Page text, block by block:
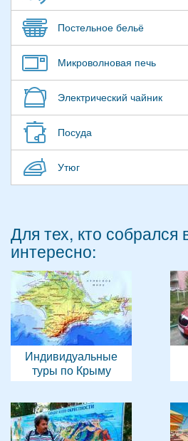
Постельное бельё
Микроволновая печь
Электрический чайник
Посуда
Утюг
Для тех, кто собрался
интересно:
Индивидуальные
туры по Крыму